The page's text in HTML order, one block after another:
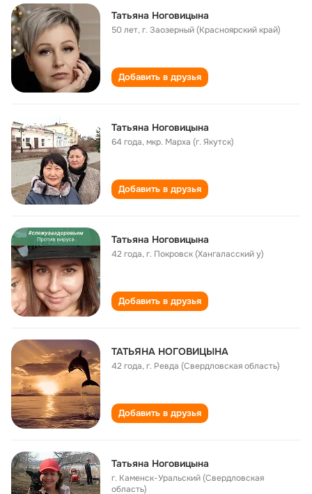
Татьяна Ноговицына
50 лет,г. Заозерный (Красноярский край)
Добавить в друзья
Татьяна Ноговицына
64 года,мкр. Марха (г. Якутск)
Добавить в друзья
Татьяна Ноговицына
42 года,г. Покровск (Хангаласский у)
Добавить в друзья
ТАТЬЯНА НОГОВИЦЫНА
42 года,г. Ревда (Свердловская область)
Добавить в друзья
Татьяна Ноговицына
г. Каменск-Уральский (Свердловская
область)